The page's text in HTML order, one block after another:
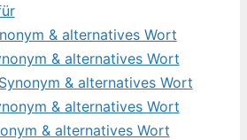
& alternatives Wort
& alternatives Wort
& alternatives Wort
& alternatives Wort
& alternatives Wort